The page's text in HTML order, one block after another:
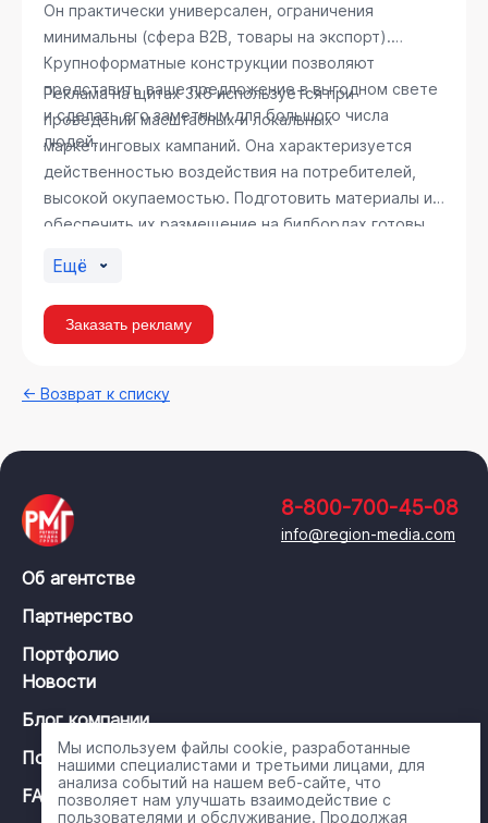
Он практически универсален, ограничения
минимальны (сфера В2В, товары на экспорт).
Крупноформатные конструкции позволяют
представить ваше предложение в выгодном свете
и сделать его заметным для большого числа
людей.
Реклама на щитах 3х6 используется при
проведении масштабных и локальных
маркетинговых кампаний. Она характеризуется
действенностью воздействия на потребителей,
высокой окупаемостью. Подготовить материалы и
обеспечить их размещение на билбордах готовы
Ещё
Заказать рекламу
← Возврат к списку
8-800-700-45-08
info@region-media.com
Об агентстве
Партнерство
Портфолио
Новости
Блог компании
Политика конфиденциальности
FAQ
Мы используем файлы cookie, разработанные
нашими специалистами и третьими лицами, для
анализа событий на нашем веб-сайте, что
позволяет нам улучшать взаимодействие с
пользователями и обслуживание. Продолжая